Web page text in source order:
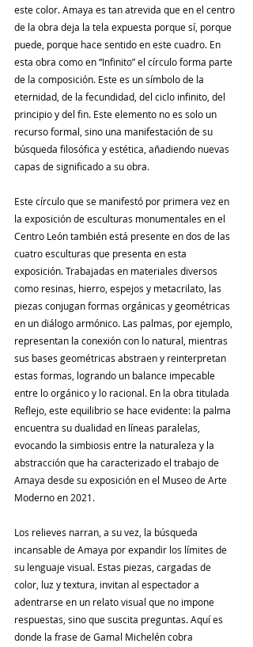
este color. Amaya es tan atrevida que en el centro
de la obra deja la tela expuesta porque sí, porque
puede, porque hace sentido en este cuadro. En
esta obra como en “Infinito” el círculo forma parte
de la composición. Este es un símbolo de la
eternidad, de la fecundidad, del ciclo infinito, del
principio y del fin. Este elemento no es solo un
recurso formal, sino una manifestación de su
búsqueda filosófica y estética, añadiendo nuevas
capas de significado a su obra.
Este círculo que se manifestó por primera vez en
la exposición de esculturas monumentales en el
Centro León también está presente en dos de las
cuatro esculturas que presenta en esta
exposición. Trabajadas en materiales diversos
como resinas, hierro, espejos y metacrilato, las
piezas conjugan formas orgánicas y geométricas
en un diálogo armónico. Las palmas, por ejemplo,
representan la conexión con lo natural, mientras
sus bases geométricas abstraen y reinterpretan
estas formas, logrando un balance impecable
entre lo orgánico y lo racional. En la obra titulada
Reflejo, este equilibrio se hace evidente: la palma
encuentra su dualidad en líneas paralelas,
evocando la simbiosis entre la naturaleza y la
abstracción que ha caracterizado el trabajo de
Amaya desde su exposición en el Museo de Arte
Moderno en 2021.
Los relieves narran, a su vez, la búsqueda
incansable de Amaya por expandir los límites de
su lenguaje visual. Estas piezas, cargadas de
color, luz y textura, invitan al espectador a
adentrarse en un relato visual que no impone
respuestas, sino que suscita preguntas. Aquí es
donde la frase de Gamal Michelén cobra